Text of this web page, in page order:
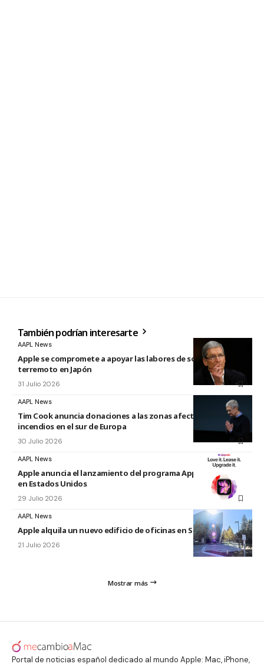
También podrían interesarte
AAPL News
Apple se compromete a apoyar las labores de socorro tras el
terremoto en Japón
31 Julio 2026
AAPL News
Tim Cook anuncia donaciones a las zonas afectadas por los
incendios en el sur de Europa
30 Julio 2026
AAPL News
Apple anuncia el lanzamiento del programa Apple Upgrade
en Estados Unidos
29 Julio 2026
AAPL News
Apple alquila un nuevo edificio de oficinas en Sunnyvale
21 Julio 2026
Mostrar más
Portal de noticias español dedicado al mundo Apple: Mac, iPhone,